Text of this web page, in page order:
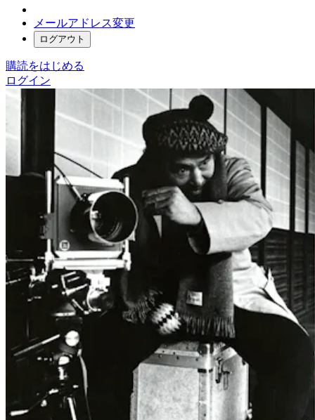
メールアドレス変更
ログアウト
購読をはじめる
ログイン